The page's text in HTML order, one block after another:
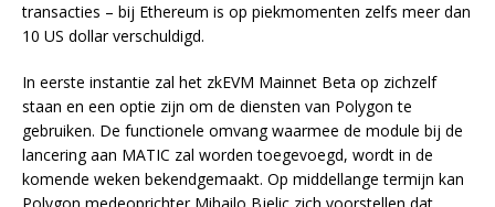
transacties – bij Ethereum is op piekmomenten zelfs meer dan
10 US dollar verschuldigd.
In eerste instantie zal het zkEVM Mainnet Beta op zichzelf
staan en een optie zijn om de diensten van Polygon te
gebruiken. De functionele omvang waarmee de module bij de
lancering aan MATIC zal worden toegevoegd, wordt in de
komende weken bekendgemaakt. Op middellange termijn kan